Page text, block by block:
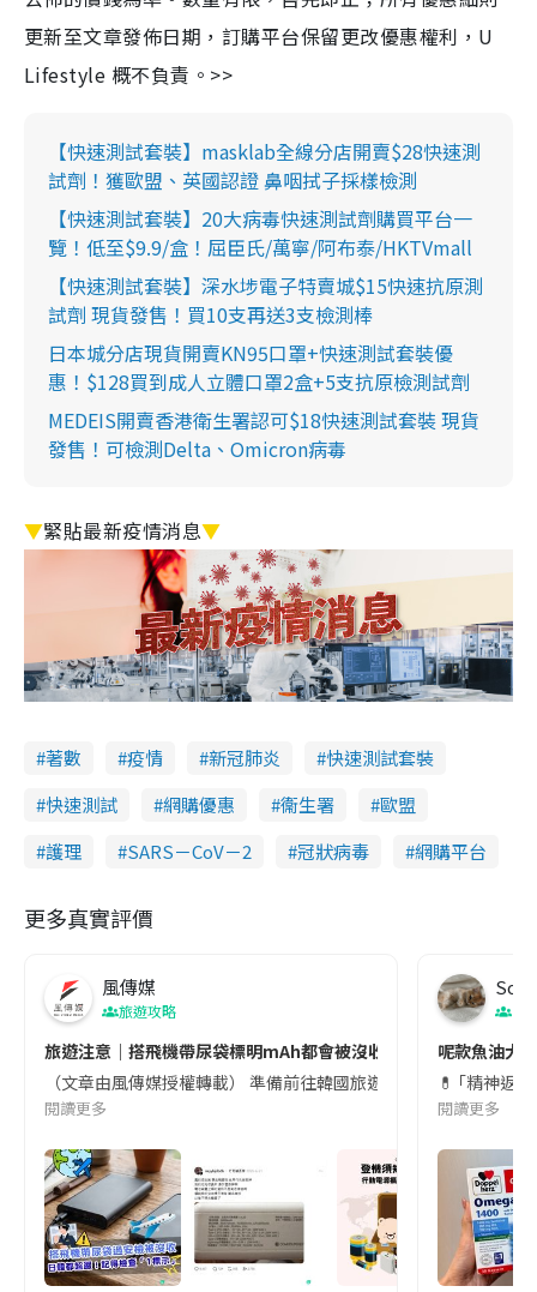
更新至文章發佈日期，訂購平台保留更改優惠權利，U
Lifestyle 概不負責。>>
【快速測試套裝】masklab全線分店開賣$28快速測
試劑！獲歐盟、英國認證 鼻咽拭子採樣檢測
【快速測試套裝】20大病毒快速測試劑購買平台一
覽！低至$9.9/盒！屈臣氏/萬寧/阿布泰/HKTVmall
【快速測試套裝】深水埗電子特賣城$15快速抗原測
試劑 現貨發售！買10支再送3支檢測棒
日本城分店現貨開賣KN95口罩+快速測試套裝優
惠！$128買到成人立體口罩2盒+5支抗原檢測試劑
MEDEIS開賣香港衛生署認可$18快速測試套裝 現貨
發售！可檢測Delta、Omicron病毒
▼緊貼最新疫情消息▼
著數 疫情 新冠肺炎
快速測試套裝
快速測試
網購優惠 衞生署
歐盟
護理
SARS－CoV－2 冠狀病毒 網購平台
更多真實評價
風傳媒
旅遊攻略
旅遊注意｜搭飛機帶尿袋標明mAh都會被沒收😱出發前切記檢查
（文章由風傳媒授權轉載） 準備前往韓國旅遊的民眾，近期要
閱讀更多
Soul
呢款魚油大
💊 ｢精神返
閱讀更多